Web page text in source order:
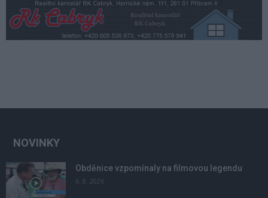
NOVINKY
Obděnice vzpomínaly na filmovou legendu
6. 8. 2026